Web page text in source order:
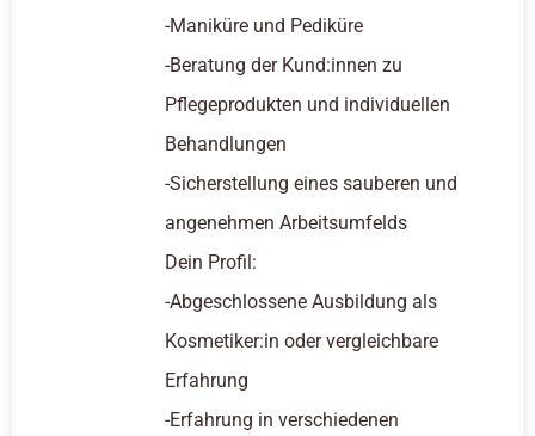
-Maniküre und Pediküre
-Beratung der Kund:innen zu
Pflegeprodukten und individuellen
Behandlungen
-Sicherstellung eines sauberen und
angenehmen Arbeitsumfelds
Dein Profil:
-Abgeschlossene Ausbildung als
Kosmetiker:in oder vergleichbare
Erfahrung
-Erfahrung in verschiedenen